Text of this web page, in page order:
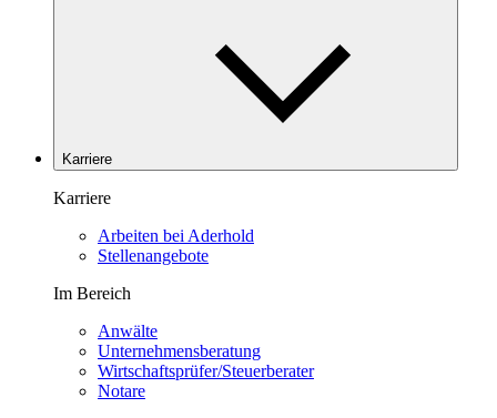
Karriere
Karriere
Arbeiten bei Aderhold
Stellenangebote
Im Bereich
Anwälte
Unternehmensberatung
Wirtschaftsprüfer/Steuerberater
Notare